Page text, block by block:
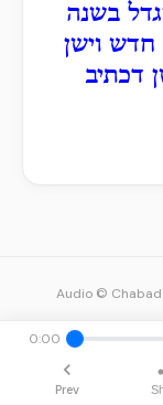
בשנה
וישן
דכתיב
0:00
Prev
Audio ©